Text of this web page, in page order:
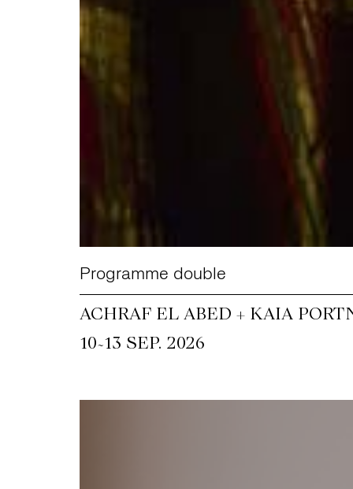
Programme double
ACHRAF EL ABED + KAIA
10~13 SEP. 2026